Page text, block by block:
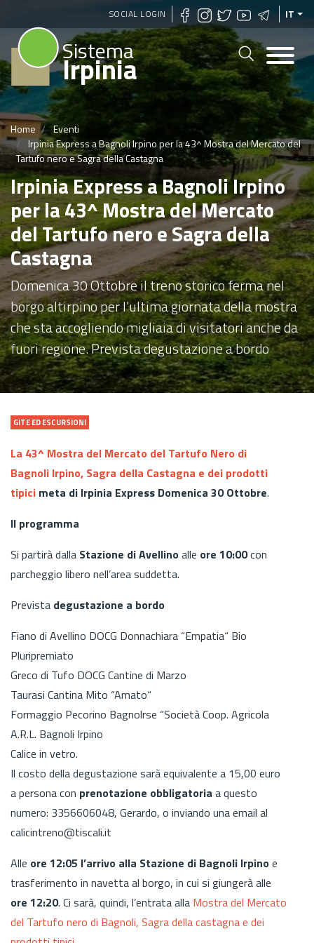
Salta
al
contenuto
principale
SOCIAL LOGIN IT
Sistema
Irpinia
Home
Eventi
Irpinia Express a Bagnoli Irpino per la 43^ Mostra del Mercato del
Tartufo nero e Sagra della Castagna
Irpinia Express a Bagnoli Irpino
per la 43^ Mostra del Mercato
del Tartufo nero e Sagra della
Castagna
Domenica 30 Ottobre il treno storico ferma nel
borgo altirpino per l'ultima giornata della mostra
che sta accogliendo migliaia di visitatori anche da
fuori regione. Prevista degustazione a bordo
GITE ED ESCURSIONI
La 43^ Mostra del Mercato del Tartufo Nero di
Bagnoli Irpino, Sagra della Castagna e dei prodotti
tipici meta di Irpinia Express Domenica 30 Ottobre.
Il programma
Si partirà dalla Stazione di Avellinoalle ore 10:00con
parcheggio libero nell’area suddetta.
Prevista degustazione a bordo
Fiano di Avellino DOCG Donnachiara “Empatia“ Bio
Pluripremiato
Greco di Tufo DOCG Cantine di Marzo
Taurasi Cantina Mito “Amato“
Formaggio Pecorino Bagnolrse “Società Coop. Agricola
A.R.L. Bagnoli Irpino
Calice in vetro.
Il costo della degustazione sarà equivalente a 15,00 euro
a persona con prenotazione obbligatoria a questo
numero: 3356606048, Gerardo, o inviando una email al
calicintreno@tiscali.it
Alle ore 12:05 l’arrivo alla Stazione di Bagnoli Irpinoe
trasferimento in navetta al borgo, in cui si giungerà alle
ore 12:20. Ci sarà, quindi, l’entrata alla Mostra del Mercato
del Tartufo nero di Bagnoli, Sagra della castagna e dei